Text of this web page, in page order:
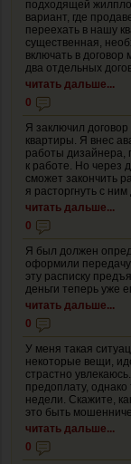
подходящей
вариант, где
переехать в нашу
существенная,
включать в
два отдельных
читать дальше...
0
Я заключил
квартиры. Я внес
работы дизайнера,
к работе. Но через
сможет закончить
я расторгнуть с
читать дальше...
0
Я был должен
оформили передачу
эту расписку
деньги теперь уже
читать дальше...
0
У меня такая
некоторые вещи,
страстно
предоплату,
недели. Скажите,
это быть
читать дальше...
0